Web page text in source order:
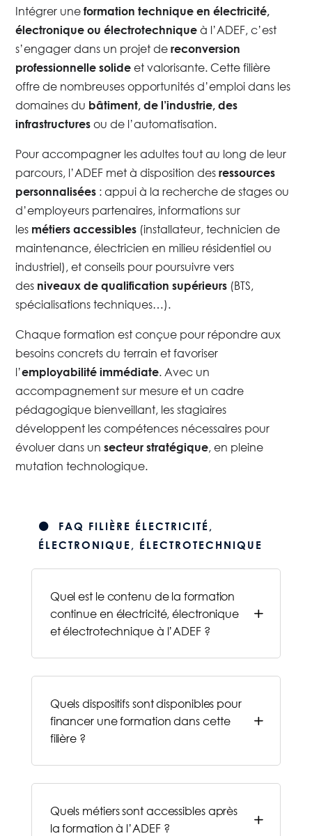
Intégrer uneformation technique en électricité,
électronique ou électrotechnique à l’ADEF, c’est
s’engager dans un projet dereconversion
professionnelle solide et valorisante. Cette filière
offre de nombreuses opportunités d’emploi dans les
domaines du bâtiment, de l’industrie, des
infrastructures ou de l’automatisation.
Pour accompagner les adultes tout au long de leur
parcours, l’ADEF met à disposition desressources
personnalisées : appui à la recherche de stages ou
d’employeurs partenaires, informations sur
les métiers accessibles (installateur, technicien de
maintenance, électricien en milieu résidentiel ou
industriel), et conseils pour poursuivre vers
des niveaux de qualification supérieurs (BTS,
spécialisations techniques…).
Chaque formation est conçue pour répondre aux
besoins concrets du terrain et favoriser
l’employabilité immédiate. Avec un
accompagnement sur mesure et un cadre
pédagogique bienveillant, les stagiaires
développent les compétences nécessaires pour
évoluer dans unsecteur stratégique, en pleine
mutation technologique.
⚫ FAQ FILIÈRE ÉLECTRICITÉ,
ÉLECTRONIQUE, ÉLECTROTECHNIQUE
L
Quel est le contenu de la formation
continue en électricité, électronique
et électrotechnique à l’ADEF ?
L
Quels dispositifs sont disponibles pour
financer une formation dans cette
filière ?
L
Quels métiers sont accessibles après
la formation à l’ADEF ?